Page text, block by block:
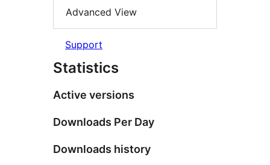
Advanced View
Support
Statistics
Active versions
Downloads Per Day
Downloads history